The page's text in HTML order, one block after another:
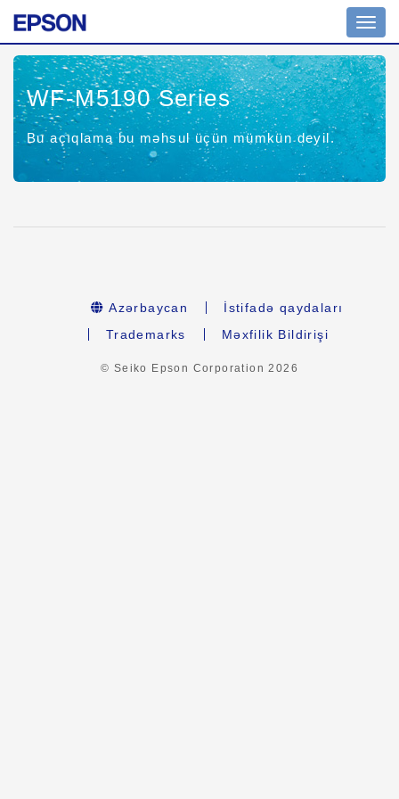
keç
WF-M5190 Series
Bu açıqlama bu məhsul üçün mümkün deyil.
Azərbaycan
İstifadə qaydaları
Trademarks
Məxfilik Bildirişi
© Seiko Epson Corporation2026